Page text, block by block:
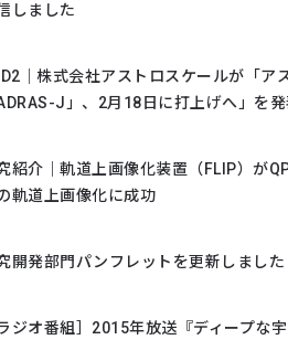
しました
｜株式会社アストロスケールが「ア
ADRAS-J」、2月18日に打上げへ」を
紹介｜軌道上画像化装置（FLIP）が
軌道上画像化に成功
開発部門パンフレットを更新しました
ラジオ番組］2015年放送『ディープな